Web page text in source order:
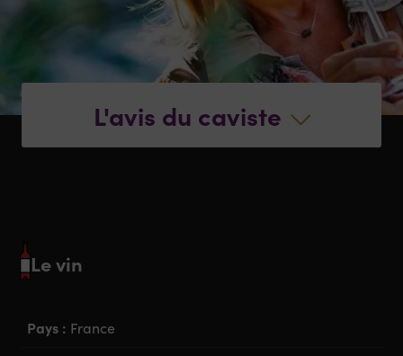
L'avis du caviste
Le vin
Pays : France